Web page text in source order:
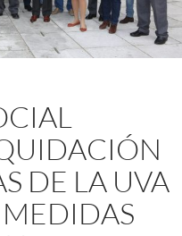
DE LA UVA
MEDIDAS